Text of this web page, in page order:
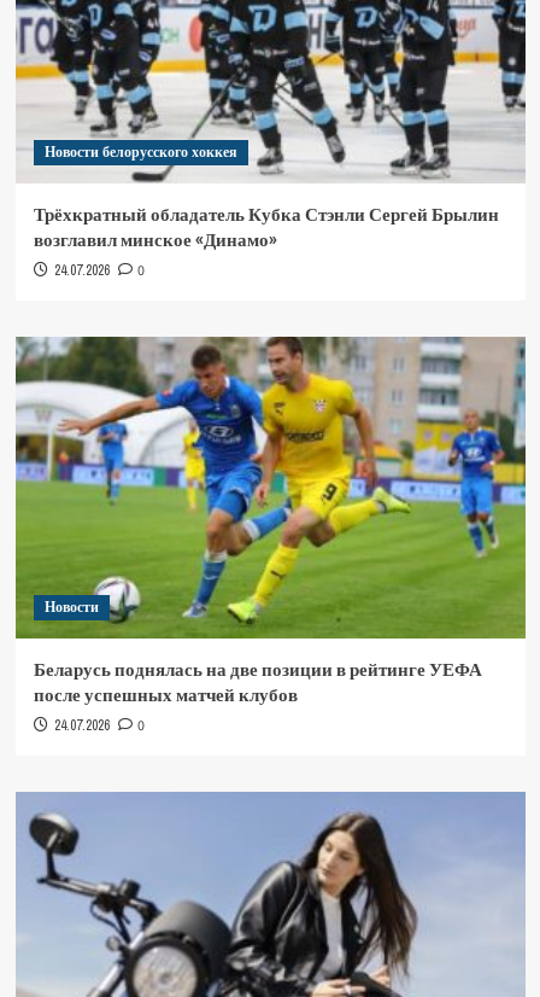
Новости белорусского хоккея
Трёхкратный обладатель Кубка Стэнли Сергей Брылин
возглавил минское «Динамо»
24.07.2026 0
Новости
Беларусь поднялась на две позиции в рейтинге УЕФА
после успешных матчей клубов
24.07.2026 0